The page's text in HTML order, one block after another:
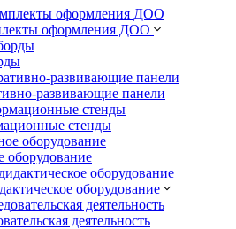
оформления ДОО
развивающие панели
стенды
оборудование
оборудование
деятельность